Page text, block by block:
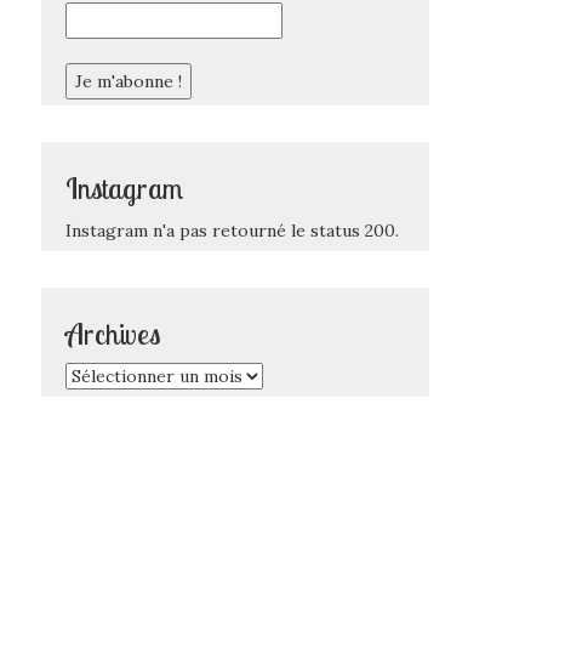
Instagram
Instagram n'a pas retourné le status 200.
Archives
Archives